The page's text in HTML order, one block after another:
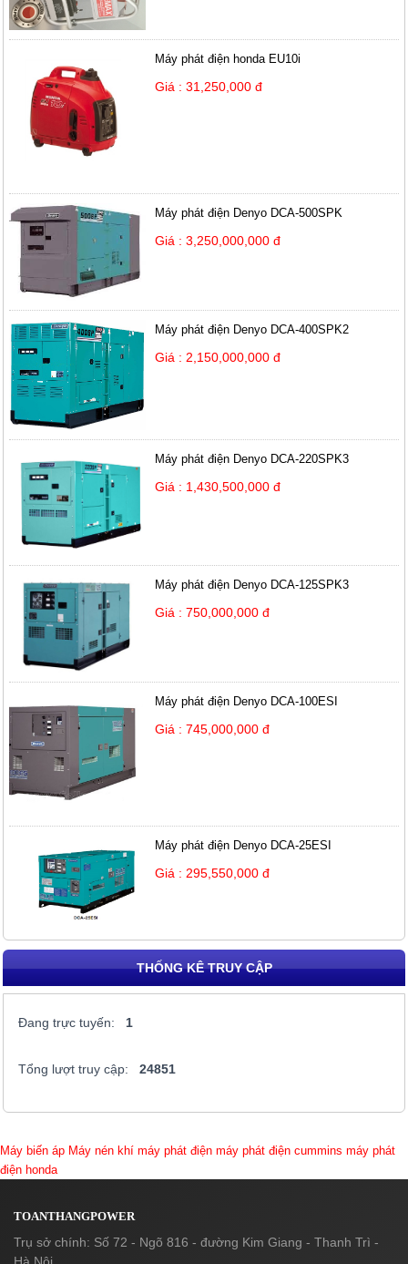
Máy phát điện honda EU10i
Giá : 31,250,000 đ
Máy phát điện Denyo DCA-500SPK
Giá : 3,250,000,000 đ
Máy phát điện Denyo DCA-400SPK2
Giá : 2,150,000,000 đ
Máy phát điện Denyo DCA-220SPK3
Giá : 1,430,500,000 đ
Máy phát điện Denyo DCA-125SPK3
Giá : 750,000,000 đ
Máy phát điện Denyo DCA-100ESI
Giá : 745,000,000 đ
Máy phát điện Denyo DCA-25ESI
Giá : 295,550,000 đ
THỐNG KÊ TRUY CẬP
Đang trực tuyến: 1
Tổng lượt truy cập: 24851
Máy biến áp Máy nén khí máy phát điện máy phát điện cummins máy phát
điện honda
TOANTHANGPOWER
Trụ sở chính: Số 72 - Ngõ 816 - đường Kim Giang - Thanh Trì -